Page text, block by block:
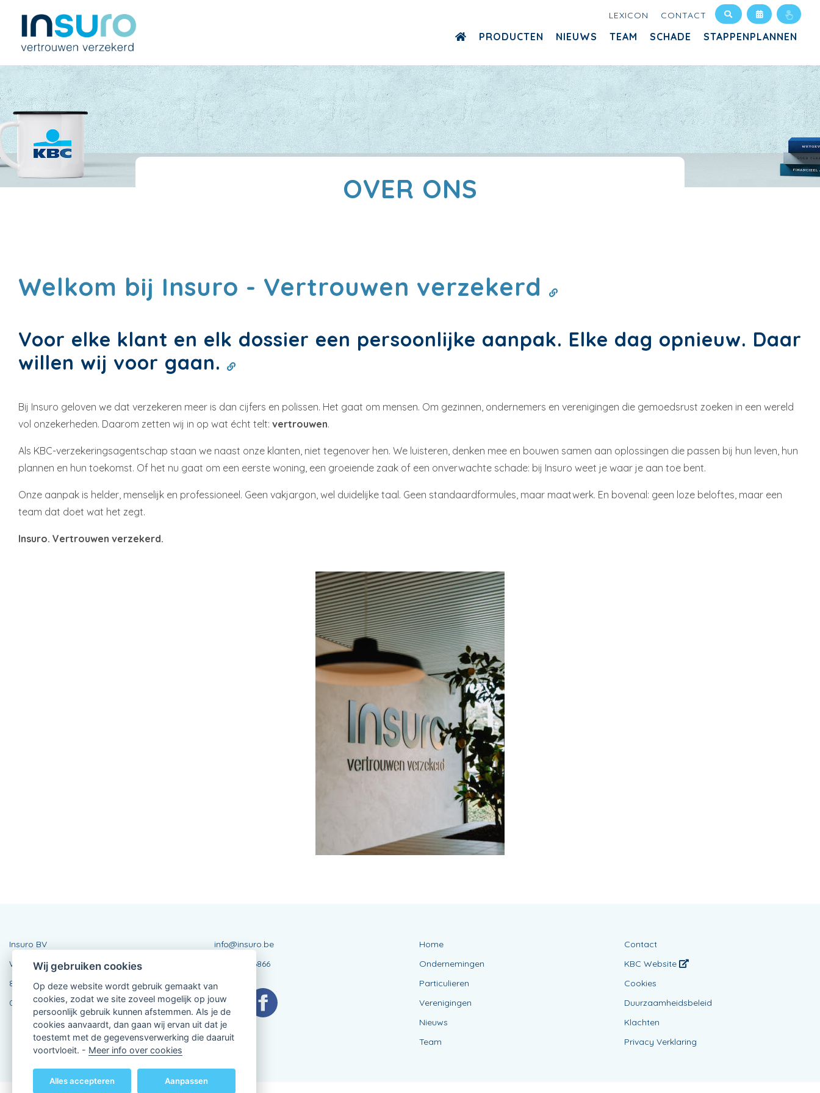
LEXICON CONTACT
PRODUCTEN NIEUWS TEAM SCHADE STAPPENPLANNEN
OVER ONS
Welkom bij Insuro - Vertrouwen verzekerd
Voor elke klant en elk dossier een persoonlijke aanpak. Elke dag opnieuw. Daar
willen wij voor gaan.
Bij Insuro geloven we dat verzekeren meer is dan cijfers en polissen. Het gaat om mensen. Om gezinnen, ondernemers en verenigingen die gemoedsrust zoeken in een wereld
vol onzekerheden. Daarom zetten wij in op wat écht telt: vertrouwen.
Als KBC-verzekeringsagentschap staan we naast onze klanten, niet tegenover hen. We luisteren, denken mee en bouwen samen aan oplossingen die passen bij hun leven, hun
plannen en hun toekomst. Of het nu gaat om een eerste woning, een groeiende zaak of een onverwachte schade: bij Insuro weet je waar je aan toe bent.
Onze aanpak is helder, menselijk en professioneel. Geen vakjargon, wel duidelijke taal. Geen standaardformules, maar maatwerk. En bovenal: geen loze beloftes, maar een
team dat doet wat het zegt.
Insuro. Vertrouwen verzekerd.
Insuro BV
Westlaan 215
8800 Roeselare
051 20 57 55
info@insuro.be
BE0478416866
Home
Ondernemingen
Particulieren
Verenigingen
Nieuws
Team
Contact
KBC Website
Cookies
Duurzaamheidsbeleid
Klachten
Privacy Verklaring
Wij gebruiken cookies
Op deze website wordt gebruik gemaakt van
cookies, zodat we site zoveel mogelijk op jouw
persoonlijk gebruik kunnen afstemmen. Als je de
cookies aanvaardt, dan gaan wij ervan uit dat je
toestemt met de gegevensverwerking die daaruit
voortvloeit. - Meer info over cookies
Alles accepteren Aanpassen